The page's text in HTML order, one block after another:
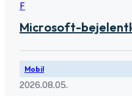
F
Microsoft-
Mobil
2026.08.05.